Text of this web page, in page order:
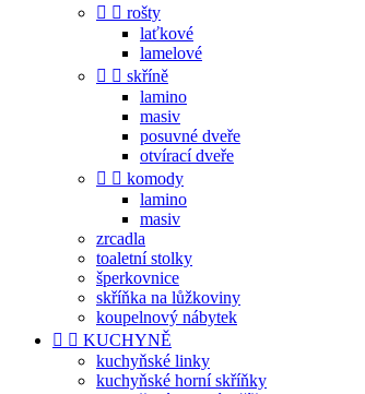
  rošty
laťkové
lamelové
  skříně
lamino
masiv
posuvné dveře
otvírací dveře
  komody
lamino
masiv
zrcadla
toaletní stolky
šperkovnice
skříňka na lůžkoviny
koupelnový nábytek
  KUCHYNĚ
kuchyňské linky
kuchyňské horní skříňky